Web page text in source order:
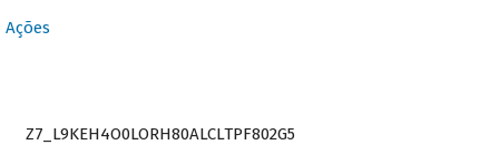
Ações
Z7_L9KEH4O0LORH80ALCLTPF802G5